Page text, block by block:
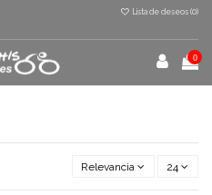
Lista de deseos (0)
0
Relevancia 24